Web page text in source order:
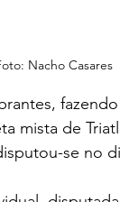
Nacho Casares
mista de
se no